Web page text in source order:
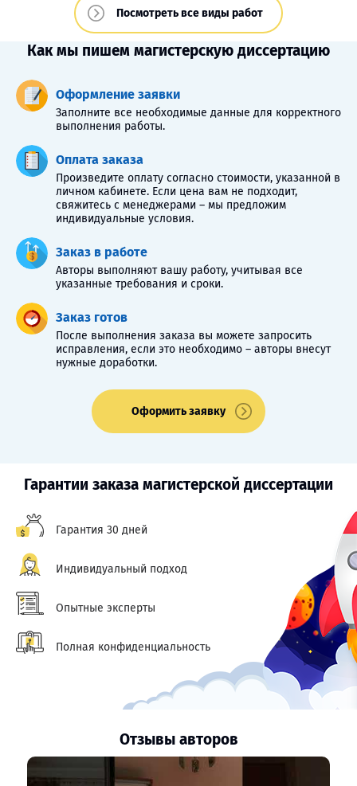
Посмотреть все виды работ
Как мы пишем магистерскую диссертацию
Оформление заявки
Заполните все необходимые данные для корректного
выполнения работы.
Оплата заказа
Произведите оплату согласно стоимости, указанной в
личном кабинете. Если цена вам не подходит,
свяжитесь с менеджерами – мы предложим
индивидуальные условия.
Заказ в работе
Авторы выполняют вашу работу, учитывая все
указанные требования и сроки.
Заказ готов
После выполнения заказа вы можете запросить
исправления, если это необходимо – авторы внесут
нужные доработки.
Оформить заявку
Гарантии заказа магистерской диссертации
Гарантия 30 дней
Индивидуальный подход
Опытные эксперты
Полная конфиденциальность
Отзывы авторов